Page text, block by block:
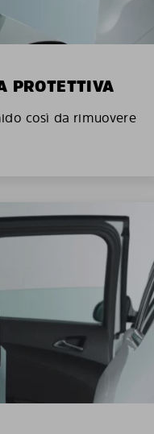
PROTETTIVA
così da rimuovere